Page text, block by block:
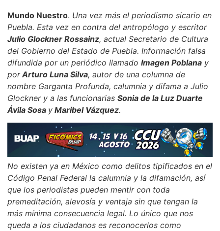
Mundo Nuestro. Una vez más el periodismo sicario en
Puebla. Esta vez en contra del antropólogo y escritor
Julio Glockner Rossainz, actual Secretario de Cultura
del Gobierno del Estado de Puebla. Información falsa
difundida por un periódico llamado Imagen Poblana y
porArturo Luna Silva, autor de una columna de
nombre Garganta Profunda, calumnia y difama a Julio
Glockner y a las funcionarias Sonia de la Luz Duarte
Ávila Sosa y Maribel Vázquez.
No existen ya en México como delitos tipificados en el
Código Penal Federal la calumnia y la difamación, así
que los periodistas pueden mentir con toda
premeditación, alevosía y ventaja sin que tengan la
más mínima consecuencia legal. Lo único que nos
queda a los ciudadanos es reconocerlos como